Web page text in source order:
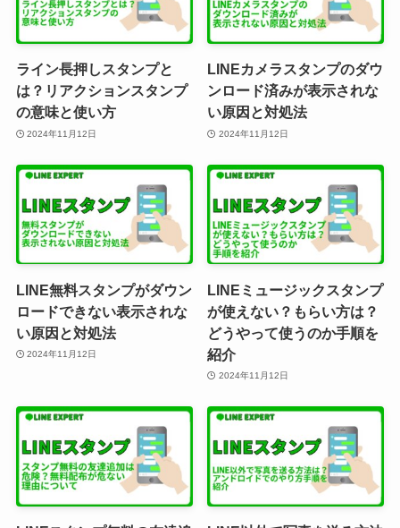
ライン長押しスタンプと
は？リアクションスタンプ
の意味と使い方
2024年11月12日
LINEカメラスタンプのダウ
ンロード済みが表示されな
い原因と対処法
2024年11月12日
LINE無料スタンプがダウン
ロードできない表示されな
い原因と対処法
2024年11月12日
LINEミュージックスタンプ
が使えない？もらい方は？
どうやって使うのか手順を
紹介
2024年11月12日